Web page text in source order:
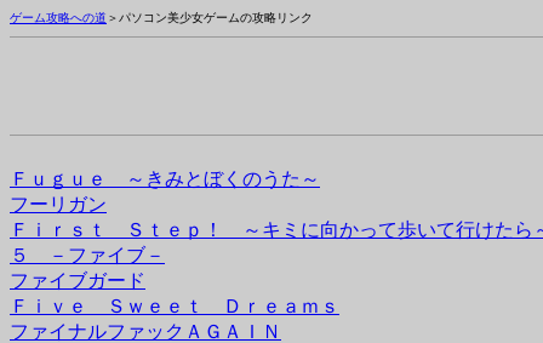
ゲーム攻略への道 ＞パソコン美少女ゲームの攻略リンク
Ｆｕｇｕｅ ～きみとぼくのうた～
フーリガン
Ｆｉｒｓｔ Ｓｔｅｐ！ ～キミに向かって歩いて行けたら
５ －ファイブ－
ファイブガード
Ｆｉｖｅ Ｓｗｅｅｔ Ｄｒｅａｍｓ
ファイナルファックＡＧＡＩＮ